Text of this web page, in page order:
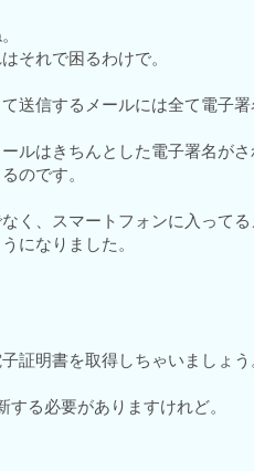
それで困るわけで。
送信するメールには全て電子署
ルはきちんとした電子署名が
のです。
く、スマートフォンに入ってる
になりました。
証明書を取得しちゃいましょう
る必要がありますけれど。